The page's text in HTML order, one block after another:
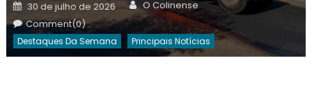
Posted
on
30 de julho de 2026
O Colinense
Comment(0)
Destaques Da Semana Principais Notícias